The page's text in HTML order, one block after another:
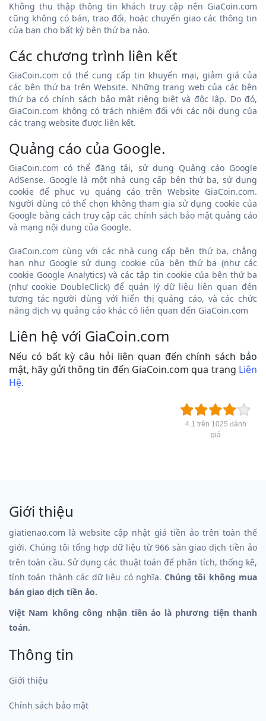
Không thu thập thông tin khách truy cập nên GiaCoin.com
cũng không có bán, trao đổi, hoặc chuyển giao các thông tin
của bạn cho bất kỳ bên thứ ba nào.
Các chương trình liên kết
GiaCoin.com có thể cung cấp tin khuyến mại, giảm giá của
các bên thứ ba trên Website. Những trang web của các bên
thứ ba có chính sách bảo mật riêng biệt và độc lập. Do đó,
GiaCoin.com không có trách nhiệm đối với các nội dung của
các trang website được liên kết.
Quảng cáo của Google.
GiaCoin.com có thể đăng tải, sử dụng Quảng cáo Google
AdSense. Google là một nhà cung cấp bên thứ ba, sử dụng
cookie để phục vụ quảng cáo trên Website GiaCoin.com.
Người dùng có thể chọn không tham gia sử dụng cookie của
Google bằng cách truy cập các chính sách bảo mật quảng cáo
và mạng nội dung của Google.
GiaCoin.com cùng với các nhà cung cấp bên thứ ba, chẳng
hạn như Google sử dụng cookie của bên thứ ba (như các
cookie Google Analytics) và các tập tin cookie của bên thứ ba
(như cookie DoubleClick) để quản lý dữ liệu liên quan đến
tương tác người dùng với hiển thị quảng cáo, và các chức
năng dịch vụ quảng cáo khác có liên quan đến GiaCoin.com
Liên hệ với GiaCoin.com
Nếu có bất kỳ câu hỏi liên quan đến chính sách bảo
mật, hãy gửi thông tin đến GiaCoin.com qua trang Liên
Hệ.
4.1 trên 1025 đánh
giá
Giới thiệu
giatienao.com là website cập nhật giá tiền ảo trên toàn thế
giới. Chúng tôi tổng hợp dữ liệu từ 966 sàn giao dịch tiền ảo
trên toàn cầu. Sử dụng các thuật toán để phân tích, thống kê,
tính toán thành các dữ liệu có nghĩa.Chúng tôi không mua
bán giao dịch tiền ảo.
Việt Nam không công nhận tiền ảo là phương tiện thanh
toán.
Thông tin
Giới thiệu
Chính sách bảo mật